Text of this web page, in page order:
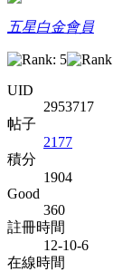
五星白金會員
UID
2953717
帖子
2177
積分
1904
Good
360
註冊時間
12-10-6
在線時間